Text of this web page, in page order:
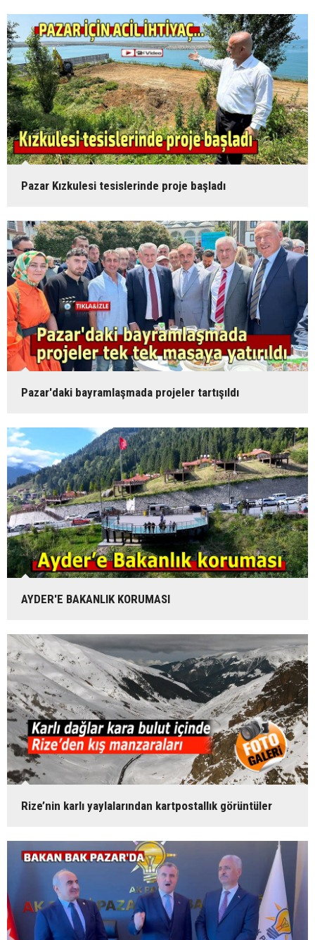
Pazar Kızkulesi tesislerinde proje başladı
Pazar'daki bayramlaşmada projeler tartışıldı
AYDER'E BAKANLIK KORUMASI
Rize’nin karlı yaylalarından kartpostallık görüntüler